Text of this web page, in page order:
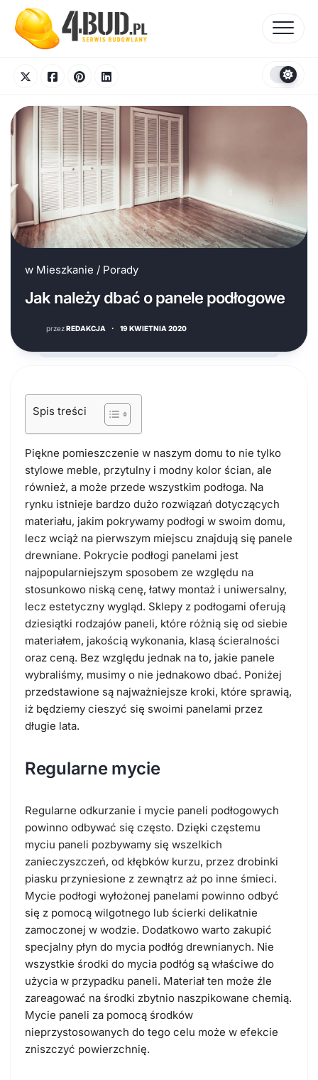
content
w Mieszkanie / Porady
Jak należy dbać o panele podłogowe
przezREDAKCJA · 19 KWIETNIA 2020
Spis treści
Piękne pomieszczenie w naszym domu to nie tylko
stylowe meble, przytulny i modny kolor ścian, ale
również, a może przede wszystkim podłoga. Na
rynku istnieje bardzo dużo rozwiązań dotyczących
materiału, jakim pokrywamy podłogi w swoim domu,
lecz wciąż na pierwszym miejscu znajdują się panele
drewniane. Pokrycie podłogi panelami jest
najpopularniejszym sposobem ze względu na
stosunkowo niską cenę, łatwy montaż i uniwersalny,
lecz estetyczny wygląd. Sklepy z podłogami oferują
dziesiątki rodzajów paneli, które różnią się od siebie
materiałem, jakością wykonania, klasą ścieralności
oraz ceną. Bez względu jednak na to, jakie panele
wybraliśmy, musimy o nie jednakowo dbać. Poniżej
przedstawione są najważniejsze kroki, które sprawią,
iż będziemy cieszyć się swoimi panelami przez
długie lata.
Regularne mycie
Regularne odkurzanie i mycie paneli podłogowych
powinno odbywać się często. Dzięki częstemu
myciu paneli pozbywamy się wszelkich
zanieczyszczeń, od kłębków kurzu, przez drobinki
piasku przyniesione z zewnątrz aż po inne śmieci.
Mycie podłogi wyłożonej panelami powinno odbyć
się z pomocą wilgotnego lub ścierki delikatnie
zamoczonej w wodzie. Dodatkowo warto zakupić
specjalny płyn do mycia podłóg drewnianych. Nie
wszystkie środki do mycia podłóg są właściwe do
użycia w przypadku paneli. Materiał ten może źle
zareagować na środki zbytnio naszpikowane chemią.
Mycie paneli za pomocą środków
nieprzystosowanych do tego celu może w efekcie
zniszczyć powierzchnię.